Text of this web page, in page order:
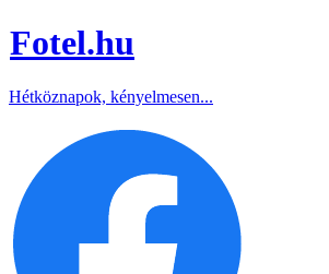
Fotel.hu
Hétköznapok, kényelmesen...